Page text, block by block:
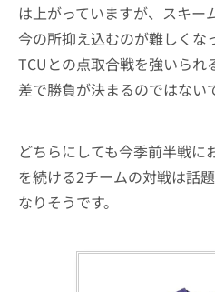
は上がっていますが、スキー
今の所抑え込むのが難しくな
TCUとの点取合戦を強いられ
差で勝負が決まるのではない
どちらにしても今季前半戦に
を続ける2チームの対戦は話
なりそうです。